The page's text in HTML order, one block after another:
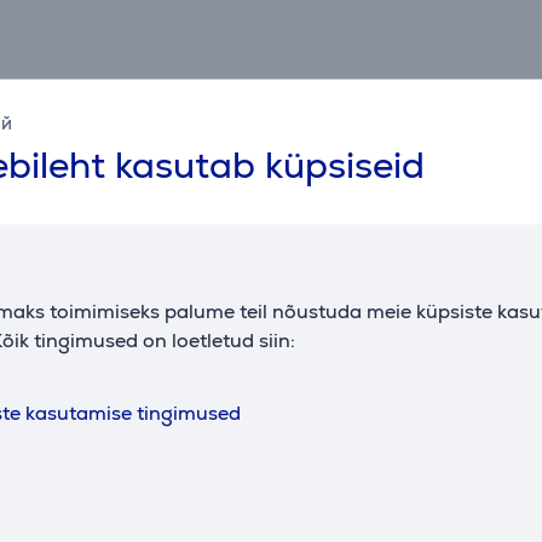
kasutab küpsiseid
toimimiseks palume teil nõustuda meie küpsiste
tingimused on loetletud siin:
kasutamise tingimused
Kirjeldus
siis on Reno sinu valik. Keera kaane ülemist poolt
lisamiseks. Võta Reno kaasa ükskõik kuhu, kuna
sõna ‘praktiline’, tänu sellele on sel ka mugav käepide.
Tarvikud